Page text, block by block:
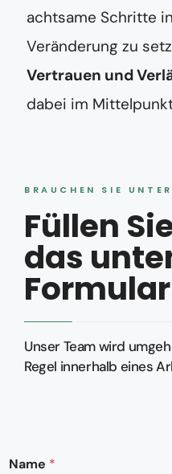
achtsame Schritte
Veränderung zu
Vertrauen und
dabei im
BRAUCHEN SIE
Füllen
das
Unser Team wird
Regel innerhalb eines
Name *